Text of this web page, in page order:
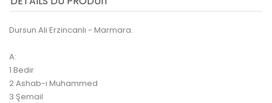
Dursun Ali Erzincanlı - Marmara.
A:
1 Bedir
2 Ashab-ı Muhammed
3 Şemail